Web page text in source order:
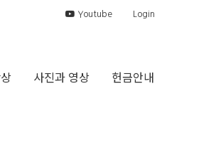
Youtube Login
사진과 영상 헌금안내